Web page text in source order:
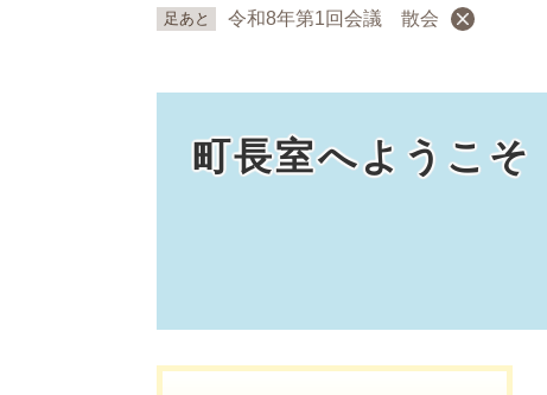
足あと 令和8年第1回会議 散会
町長室へようこそ